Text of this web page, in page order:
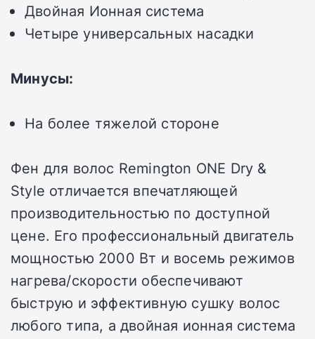
Двойная Ионная система
Четыре универсальных насадки
Минусы:
На более тяжелой стороне
Фен для волос Remington ONE Dry &
Style отличается впечатляющей
производительностью по доступной
цене. Его профессиональный двигатель
мощностью 2000 Вт и восемь режимов
нагрева/скорости обеспечивают
быструю и эффективную сушку волос
любого типа, а двойная ионная система